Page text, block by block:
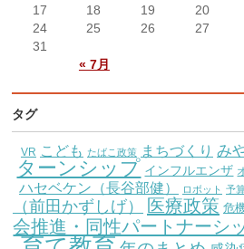
« 7月
17
18 19 20
24
25 26 27
31
タグ
VR こども たばこ政策 まちづくり み
ターンシップ インフルエンザ
ハセベケン（長谷部健） ロボット 予
（前田かずしげ）
医療政策 危
会推進・同性パートナーシ